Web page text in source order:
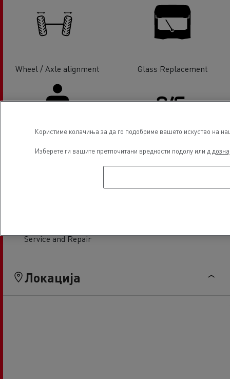
Wheel / Axle alignment Glass Replacement
Driver Facilities Air conditionning
Service and Repair
Локација
Користиме колачиња за да го подобриме вашето искуство на
Изберете ги вашите претпочитани вредности подолу или д